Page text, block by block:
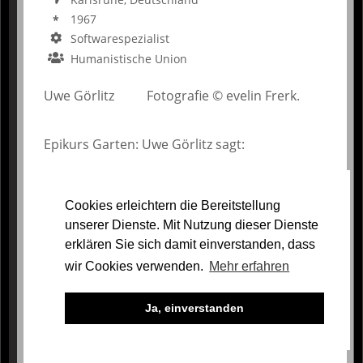
Cookies erleichtern die Bereitstellung
unserer Dienste. Mit Nutzung dieser Dienste
erklären Sie sich damit einverstanden, dass
wir Cookies verwenden. Mehr erfahren
Ja, einverstanden
1967
Softwarespezialist
Humanistische Union
Uwe Görlitz Fotografie © evelin Frerk.
Epikurs Garten: Uwe Görlitz sagt:
Grundvorausseztung für ein erfülltes
Leben"
1. Selbstdefinition:
auch. Nur für mich bin ich was besonderes.
Bin ja schließlich das einzige Ich, was ich